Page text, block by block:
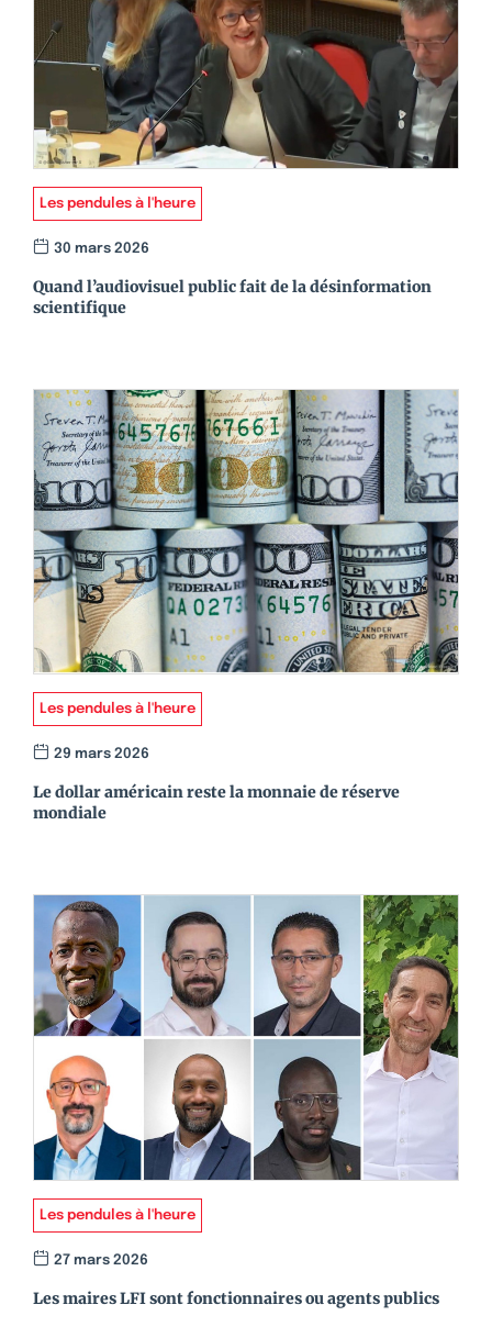
Les pendules à l'heure
30 mars 2026
Quand l’audiovisuel public fait de la désinformation
scientifique
Les pendules à l'heure
29 mars 2026
Le dollar américain reste la monnaie de réserve
mondiale
Les pendules à l'heure
27 mars 2026
Les maires LFI sont fonctionnaires ou agents publics